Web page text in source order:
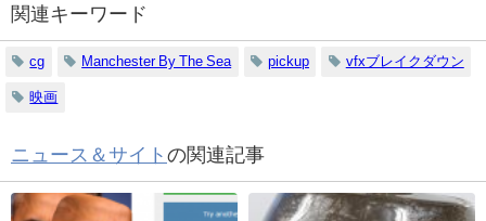
関連キーワード
cg Manchester By The Sea pickup vfxブレイクダウン
映画
ニュース＆サイト の関連記事